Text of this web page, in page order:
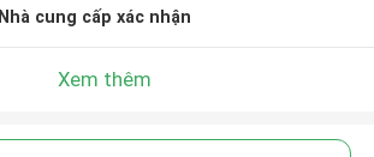
Nhà cung cấp xác nhận
Xem thêm